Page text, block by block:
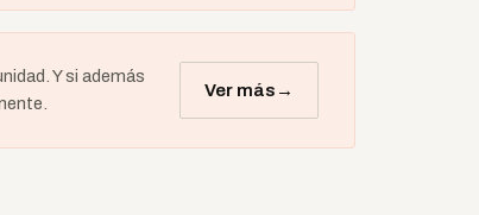
Y si además
Ver más →